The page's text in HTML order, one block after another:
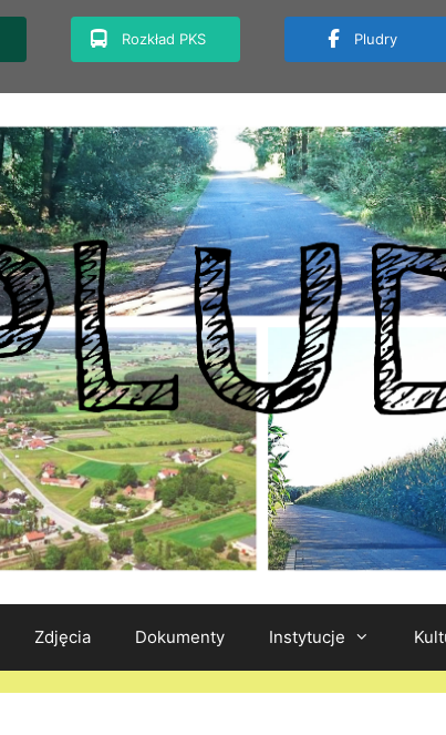
Rozkład PKS Pludry
Zdjęcia Dokumenty Instytucje